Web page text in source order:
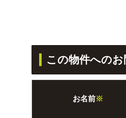
この物件への
お名前※